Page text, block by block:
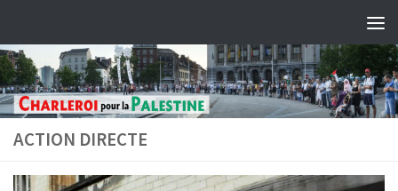
ACTION DIRECTE